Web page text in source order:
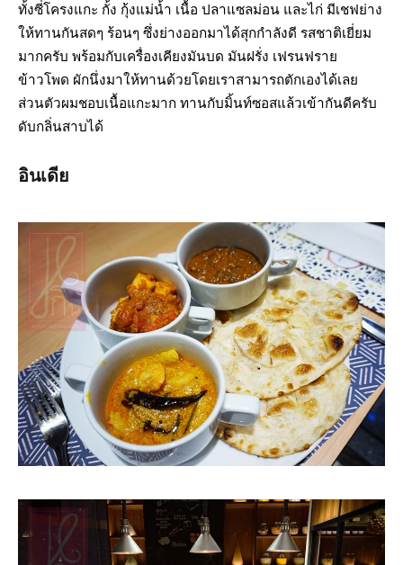
ทั้งซี่โครงแกะ กั้ง กุ้งแม่น้ำ เนื้อ ปลาแซลม่อน และไก่ มีเชฟย่าง
ให้ทานกันสดๆ ร้อนๆ ซึ่งย่างออกมาได้สุกกำลังดี รสชาติเยี่ยม
มากครับ พร้อมกับเครื่องเคียงมันบด มันฝรั่ง เฟรนฟราย
ข้าวโพด ผักนึ่งมาให้ทานด้วยโดยเราสามารถตักเองได้เลย
ส่วนตัวผมชอบเนื้อแกะมาก ทานกับมิ้นท์ซอสแล้วเข้ากันดีครับ
ดับกลิ่นสาบได้
อินเดีย